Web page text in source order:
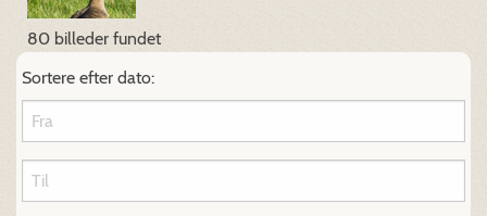
80 billeder fundet
Sortere efter dato: